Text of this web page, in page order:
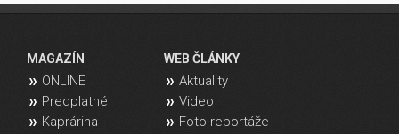
MAGAZÍN
ONLINE
Predplatné
Kaprárina
WEB ČLÁNKY
Aktuality
Video
Foto reportáže